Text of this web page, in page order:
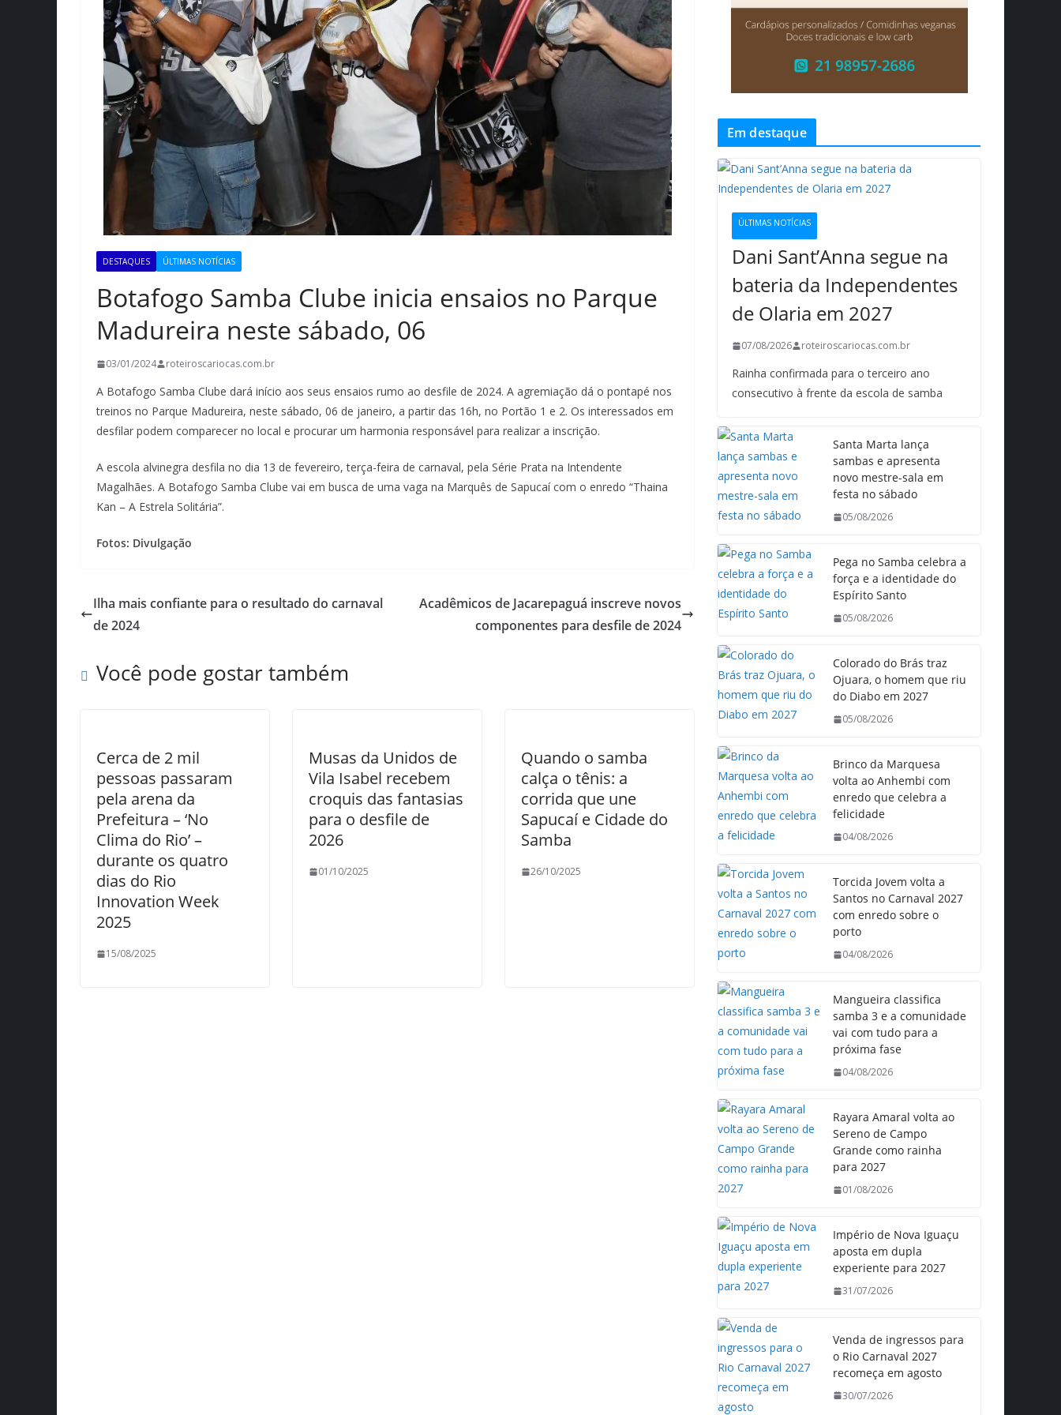
DESTAQUES ÚLTIMAS NOTÍCIAS
Botafogo Samba Clube inicia ensaios no Parque
Madureira neste sábado, 06
03/01/2024 roteiroscariocas.com.br
A Botafogo Samba Clube dará início aos seus ensaios rumo ao desfile de 2024. A agremiação dá o pontapé nos
treinos no Parque Madureira, neste sábado, 06 de janeiro, a partir das 16h, no Portão 1 e 2. Os interessados em
desfilar podem comparecer no local e procurar um harmonia responsável para realizar a inscrição.
A escola alvinegra desfila no dia 13 de fevereiro, terça-feira de carnaval, pela Série Prata na Intendente
Magalhães. A Botafogo Samba Clube vai em busca de uma vaga na Marquês de Sapucaí com o enredo “Thaina
Kan – A Estrela Solitária”.
Fotos: Divulgação
Ilha mais confiante para o resultado do carnaval
de 2024
Acadêmicos de Jacarepaguá inscreve novos
componentes para desfile de 2024
Você pode gostar também
Cerca de 2 mil
pessoas passaram
pela arena da
Prefeitura – ‘No
Clima do Rio’ –
durante os quatro
dias do Rio
Innovation Week
2025
15/08/2025
Musas da Unidos de
Vila Isabel recebem
croquis das fantasias
para o desfile de
2026
01/10/2025
Quando o samba
calça o tênis: a
corrida que une
Sapucaí e Cidade do
Samba
26/10/2025
Em destaque
ÚLTIMAS NOTÍCIAS
Dani Sant’Anna segue na
bateria da Independentes
de Olaria em 2027
07/08/2026 roteiroscariocas.com.br
Rainha confirmada para o terceiro ano
consecutivo à frente da escola de samba
Santa Marta lança
sambas e apresenta
novo mestre-sala em
festa no sábado
05/08/2026
Pega no Samba celebra a
força e a identidade do
Espírito Santo
05/08/2026
Colorado do Brás traz
Ojuara, o homem que riu
do Diabo em 2027
05/08/2026
Brinco da Marquesa
volta ao Anhembi com
enredo que celebra a
felicidade
04/08/2026
Torcida Jovem volta a
Santos no Carnaval 2027
com enredo sobre o
porto
04/08/2026
Mangueira classifica
samba 3 e a comunidade
vai com tudo para a
próxima fase
04/08/2026
Rayara Amaral volta ao
Sereno de Campo
Grande como rainha
para 2027
01/08/2026
Império de Nova Iguaçu
aposta em dupla
experiente para 2027
31/07/2026
Venda de ingressos para
o Rio Carnaval 2027
recomeça em agosto
30/07/2026